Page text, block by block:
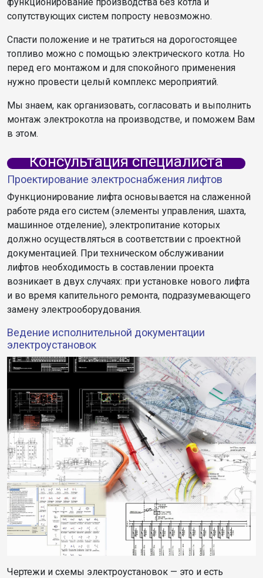
сопутствующих систем попросту невозможно.
Спасти положение и не тратиться на дорогостоящее
топливо можно с помощью электрического котла. Но
перед его монтажом и для спокойного применения
нужно провести целый комплекс мероприятий.
Мы знаем, как организовать, согласовать и выполнить
монтаж электрокотла на производстве, и поможем Вам
в этом.
Консультация специалиста
Проектирование электроснабжения лифтов
Функционирование лифта основывается на слаженной
работе ряда его систем (элементы управления, шахта,
машинное отделение), электропитание которых
должно осуществляться в соответствии с проектной
документацией. При техническом обслуживании
лифтов необходимость в составлении проекта
возникает в двух случаях: при установке нового лифта
и во время капительного ремонта, подразумевающего
замену электрооборудования.
Ведение исполнительной документации
электроустановок
Чертежи и схемы электроустановок — это и есть